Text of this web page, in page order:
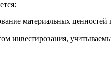
материальных
инвестирования,